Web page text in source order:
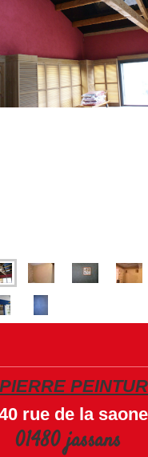
rue de la saone
01480 jassans